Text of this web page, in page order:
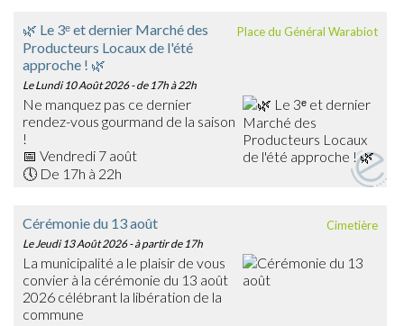
Place du Général Warabiot
🌿 Le 3ᵉ et dernier Marché des
Producteurs Locaux de l'été
approche ! 🌿
Le Lundi 10 Août 2026- de 17h à 22h
Ne manquez pas ce dernier
rendez-vous gourmand de la saison
!
📅 Vendredi 7 août
🕔 De 17h à 22h
savoir-faire et faire le plein de produits frais, artisanaux et
de saison : confitures, boissons, œufs, légumes,
gourmandises… et bien d'autres trésors du terroir !
🎶 La soirée sera également animée en musique par
Emmanuel Toutain, pour une ambiance festive et
chaleureuse.
Cimetière
Cérémonie du 13 août
Le Jeudi 13 Août 2026- à partir de 17h
La municipalité a le plaisir de vous
convier à la cérémonie du 13 août
2026 célébrant la libération de la
commune